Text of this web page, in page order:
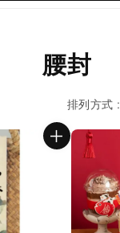
腰封
排列方式 :